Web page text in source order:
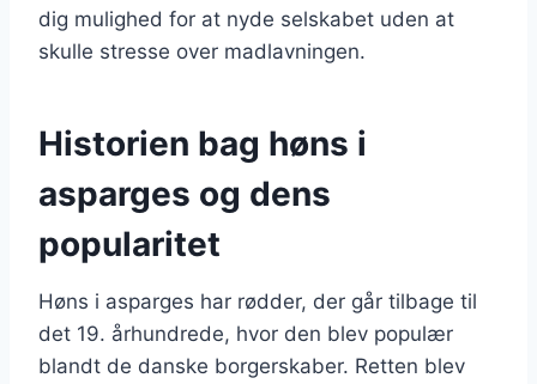
dig mulighed for at nyde selskabet uden at
skulle stresse over madlavningen.
Historien bag høns i
asparges og dens
popularitet
Høns i asparges har rødder, der går tilbage til
det 19. århundrede, hvor den blev populær
blandt de danske borgerskaber. Retten blev